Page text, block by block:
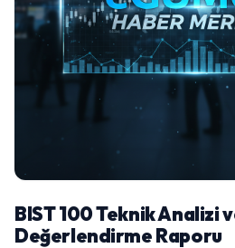
BIST 100 Teknik Analizi
Değerlendirme Raporu